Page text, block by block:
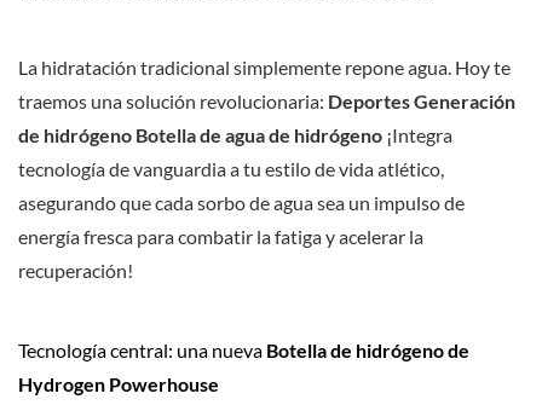
La hidratación tradicional simplemente repone agua. Hoy te
traemos una solución revolucionaria: DeportesGeneración
de hidrógeno Botella de agua de hidrógeno ¡Integra
tecnología de vanguardia a tu estilo de vida atlético,
asegurando que cada sorbo de agua sea un impulso de
energía fresca para combatir la fatiga y acelerar la
recuperación!
Tecnología central: una nueva Botella de hidrógeno de
Hydrogen Powerhouse